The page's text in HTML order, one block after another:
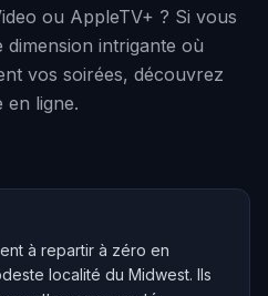
ou AppleTV+ ? Si vous
intrigante où
vos soirées, découvrez
ligne.
à repartir à zéro en
localité du Midwest. Ils